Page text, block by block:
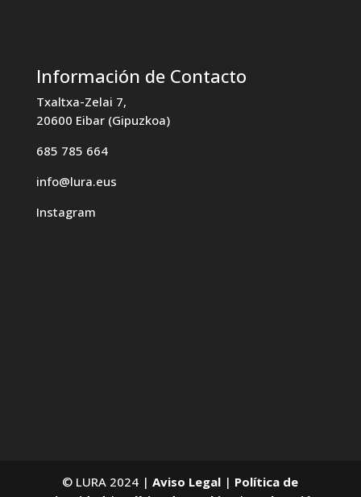
Información de Contacto
Txaltxa-Zelai 7,
20600 Eibar (Gipuzkoa)
685 785 664
info@lura.eus
Instagram
© LURA 2024 |Aviso Legal | Política de